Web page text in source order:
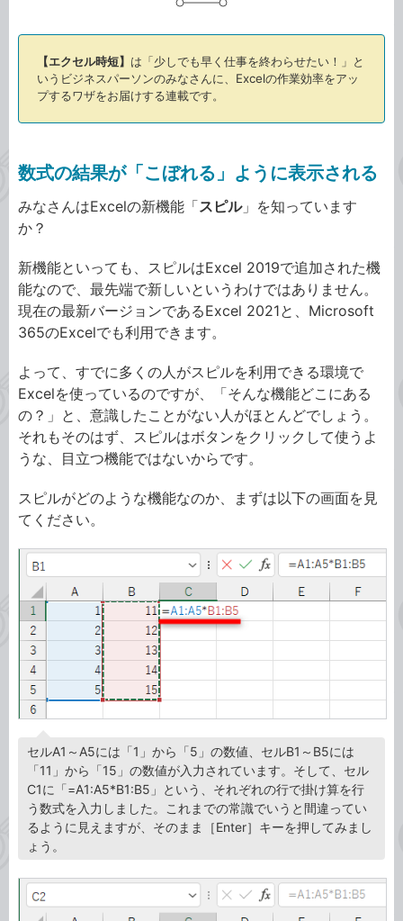
【エクセル時短】 は「少しでも早く仕事を終わらせたい！」と
いうビジネスパーソンのみなさんに、Excelの作業効率をアッ
プするワザをお届けする連載です。
数式の結果が「こぼれる」ように表示される
みなさんはExcelの新機能「スピル」を知っています
か？
新機能といっても、スピルはExcel 2019で追加された機
能なので、最先端で新しいというわけではありません。
現在の最新バージョンであるExcel 2021と、Microsoft
365のExcelでも利用できます。
よって、すでに多くの人がスピルを利用できる環境で
Excelを使っているのですが、「そんな機能どこにある
の？」と、意識したことがない人がほとんどでしょう。
それもそのはず、スピルはボタンをクリックして使うよ
うな、目立つ機能ではないからです。
スピルがどのような機能なのか、まずは以下の画面を見
てください。
セルA1～A5には「1」から「5」の数値、セルB1～B5には
「11」から「15」の数値が入力されています。そして、セル
C1に「=A1:A5*B1:B5」という、それぞれの行で掛け算を行
う数式を入力しました。これまでの常識でいうと間違ってい
るように見えますが、そのまま［Enter］キーを押してみまし
ょう。